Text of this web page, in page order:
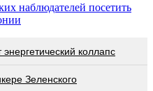
наблюдателей посетить
коллапс
Зеленского